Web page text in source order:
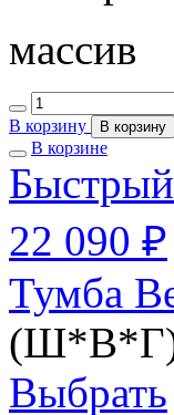
массив
В корзину В корзину
В корзине
22 090 ₽
Тумба
(Ш*В*Г)
Выбрать